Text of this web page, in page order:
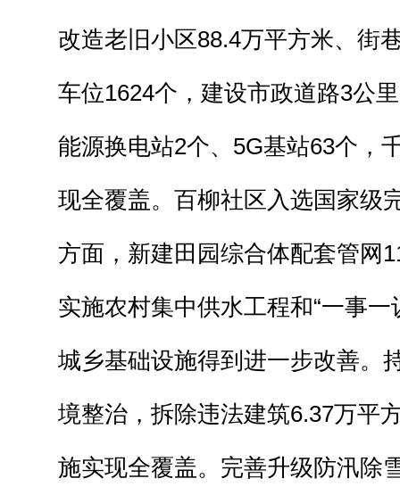
改造老旧小区88.4万平方米、街
车位1624个，建设市政道路3公
能源换电站2个、5G基站63个，
现全覆盖。百柳社区入选国家级
方面，新建田园综合体配套管网
实施农村集中供水工程和“一事一
城乡基础设施得到进一步改善。
境整治，拆除违法建筑6.37万平
施实现全覆盖。完善升级防汛除